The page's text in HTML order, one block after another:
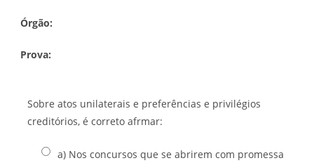
Órgão:
Prova:
Sobre atos unilaterais e preferências e privilégios
creditórios, é correto afrmar:
a) Nos concursos que se abrirem com promessa